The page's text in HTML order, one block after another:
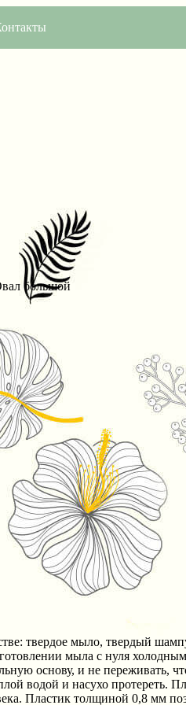
большой
твердое мыло, твердый
мыла с нуля
основу, и не переживать,
водой и насухо протереть.
Пластик толщиной 0,8 мм